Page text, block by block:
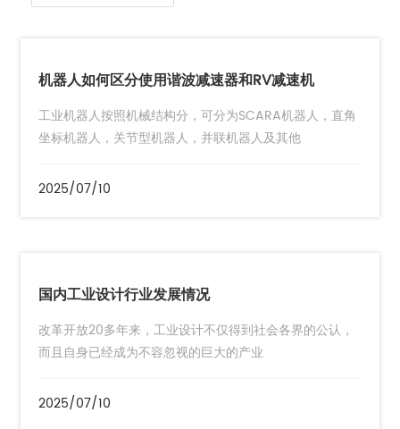
机器人如何区分使用谐波减速器和RV减速机
工业机器人按照机械结构分，可分为SCARA机器人，直角
坐标机器人，关节型机器人，并联机器人及其他
2025/07/10
国内工业设计行业发展情况
改革开放20多年来，工业设计不仅得到社会各界的公认，
而且自身已经成为不容忽视的巨大的产业
2025/07/10